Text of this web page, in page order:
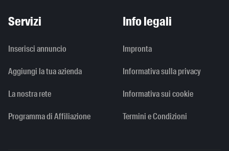
Servizi
Inserisci annuncio
Aggiungi la tua azienda
La nostra rete
Programma di Affiliazione
Info legali
Impronta
Informativa sulla privacy
Informativa sui cookie
Termini e Condizioni